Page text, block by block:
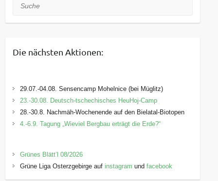
Suche
Die nächsten Aktionen:
29.07.-04.08. Sensencamp Mohelnice (bei Müglitz)
23.-30.08. Deutsch-tschechisches HeuHoj-Camp
28.-30.8. Nachmäh-Wochenende auf den Bielatal-Biotopen
4.-6.9. Tagung „Wieviel Bergbau erträgt die Erde?“
Grünes Blätt’l 08/2026
Grüne Liga Osterzgebirge auf instagram undfacebook